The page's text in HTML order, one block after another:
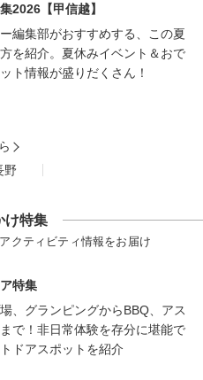
2026【甲信越】
編集部がおすすめする、この夏
を紹介。夏休みイベント＆おで
ト情報が盛りだくさん！
野
け特集
クティビティ情報をお届け
特集
、グランピングからBBQ、アス
で！非日常体験を存分に堪能で
ドアスポットを紹介